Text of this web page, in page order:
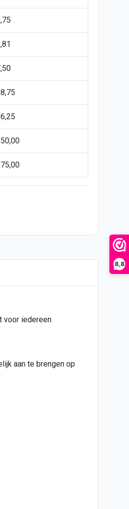
8,8
voor iedereen
aan te brengen op